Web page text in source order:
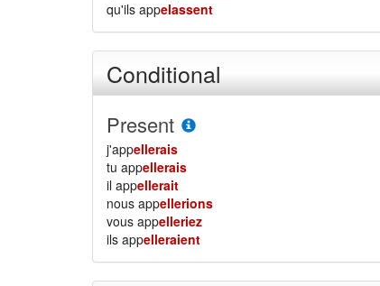
qu'ils appelassent
Conditional
Present
j'appellerais
tu appellerais
il appellerait
nous appellerions
vous appelleriez
ils appelleraient